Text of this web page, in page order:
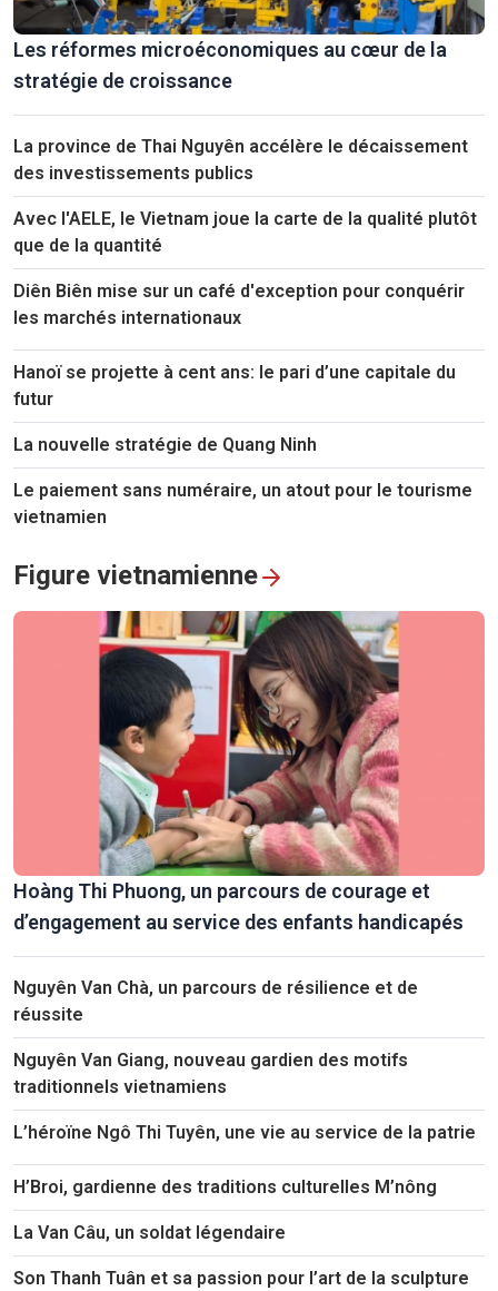
Les réformes microéconomiques au cœur de la
stratégie de croissance
La province de Thai Nguyên accélère le décaissement
des investissements publics
Avec l'AELE, le Vietnam joue la carte de la qualité plutôt
que de la quantité
Diên Biên mise sur un café d'exception pour conquérir
les marchés internationaux
Hanoï se projette à cent ans: le pari d’une capitale du
futur
La nouvelle stratégie de Quang Ninh
Le paiement sans numéraire, un atout pour le tourisme
vietnamien
Figure vietnamienne
Hoàng Thi Phuong, un parcours de courage et
d’engagement au service des enfants handicapés
Nguyên Van Chà, un parcours de résilience et de
réussite
Nguyên Van Giang, nouveau gardien des motifs
traditionnels vietnamiens
L’héroïne Ngô Thi Tuyên, une vie au service de la patrie
H’Broi, gardienne des traditions culturelles M’nông
La Van Câu, un soldat légendaire
Son Thanh Tuân et sa passion pour l’art de la sculpture